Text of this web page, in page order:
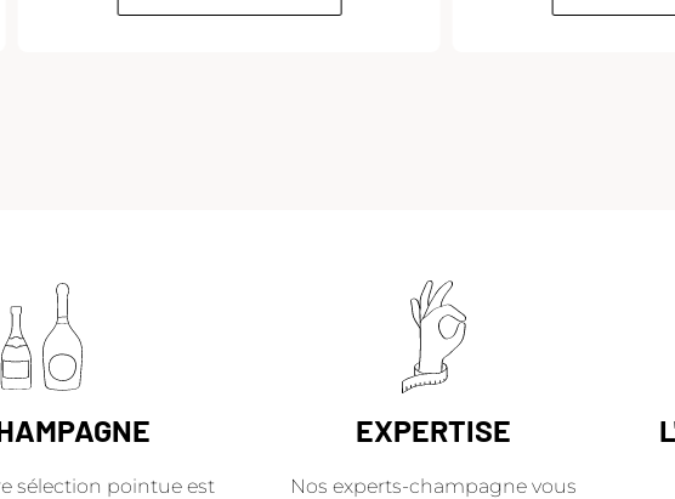
sélection pointue est
EXPERTISE
Nos experts-champagne vous